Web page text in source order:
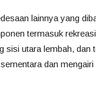
lainnya yang
termasuk
sisi utara lembah,
dan